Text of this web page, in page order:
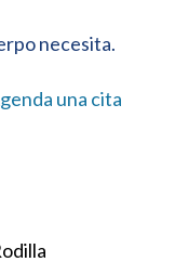
necesita.